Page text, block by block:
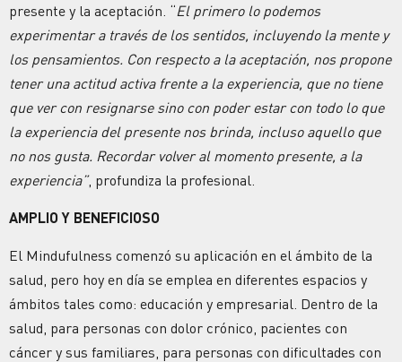
presente y la aceptación. “El primero lo podemos
experimentar a través de los sentidos, incluyendo la mente y
los pensamientos. Con respecto a la aceptación, nos propone
tener una actitud activa frente a la experiencia, que no tiene
que ver con resignarse sino con poder estar con todo lo que
la experiencia del presente nos brinda, incluso aquello que
no nos gusta. Recordar volver al momento presente, a la
experiencia”, profundiza la profesional.
AMPLIO Y BENEFICIOSO
El Mindufulness comenzó su aplicación en el ámbito de la
salud, pero hoy en día se emplea en diferentes espacios y
ámbitos tales como: educación y empresarial. Dentro de la
salud, para personas con dolor crónico, pacientes con
cáncer y sus familiares, para personas con dificultades con